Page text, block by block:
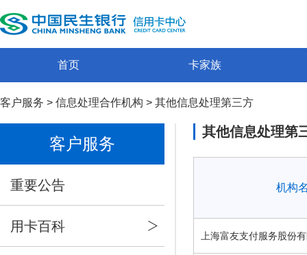
首页 卡家族
客户服务 > 信息处理合作机构 > 其他信息处理第三方
客户服务
重要公告
用卡百科
其他信息处理第
机构
上海富友支付服务股份